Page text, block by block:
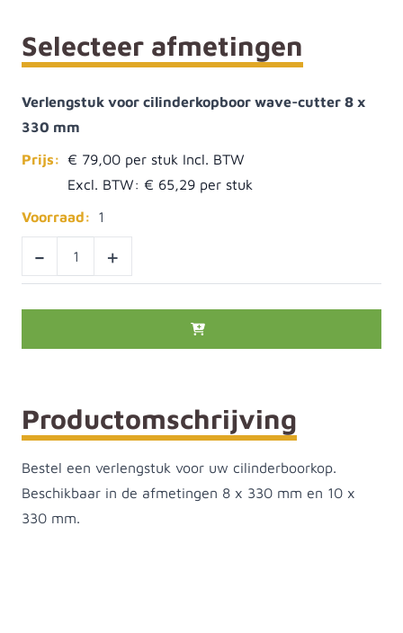
Selecteer afmetingen
Verlengstuk voor cilinderkopboor wave-cutter 8 x
330 mm
Prijs: € 79,00
Excl. BTW: € 65,29
Voorraad:
1
- +
Productomschrijving
Bestel een verlengstuk voor uw cilinderboorkop.
Beschikbaar in de afmetingen 8 x 330 mm en 10 x
330 mm.